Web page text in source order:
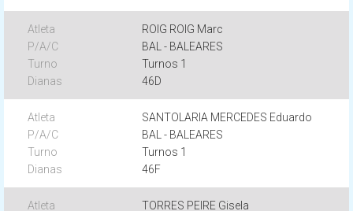
ROIG ROIG Marc
BAL - BALEARES
Turnos 1
46D
SANTOLARIA MERCEDES Eduardo
BAL - BALEARES
Turnos 1
46F
TORRES PEIRE Gisela